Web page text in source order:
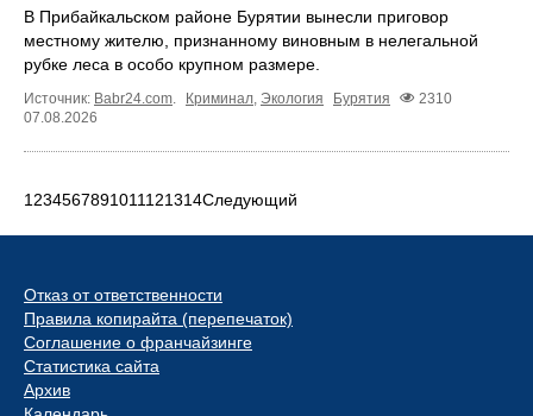
В Прибайкальском районе Бурятии вынесли приговор
местному жителю, признанному виновным в нелегальной
рубке леса в особо крупном размере.
Источник: Babr24.com. Криминал, Экология Бурятия
2310
07.08.2026
1 234567891011121314Следующий
Отказ от ответственности
Правила копирайта (перепечаток)
Соглашение о франчайзинге
Статистика сайта
Архив